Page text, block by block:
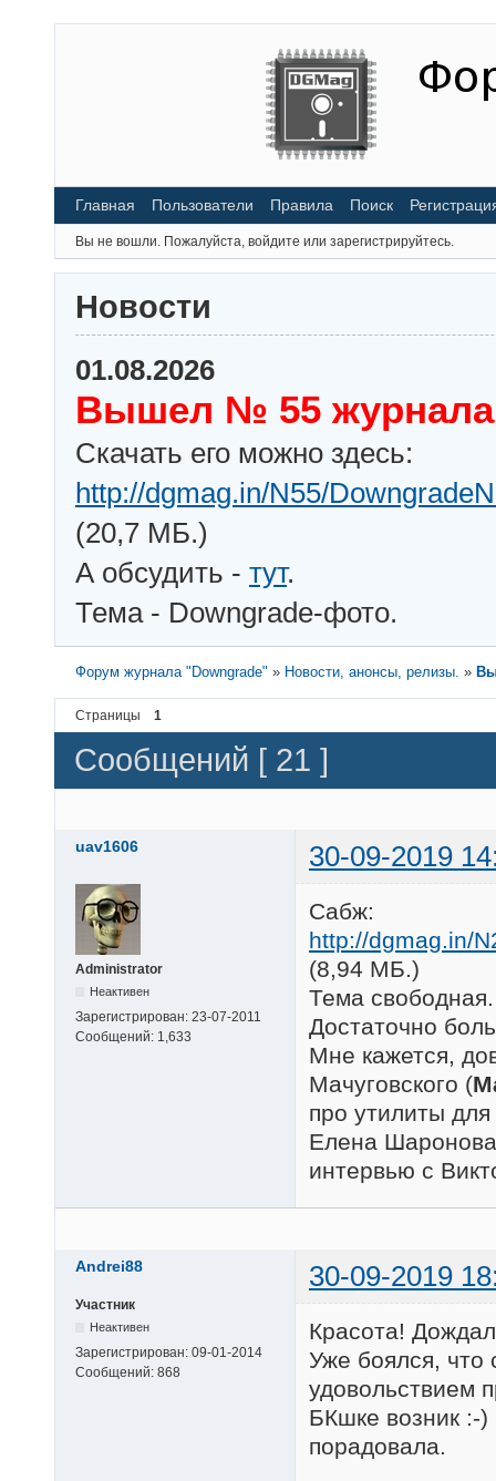
Главная Пользователи Правила Поиск
Вы не вошли. Пожалуйста, войдите или зарегистрируйтесь.
Новости
01.08.2026
Вышел № 55 журнала
Скачать его можно здесь:
http://dgmag.in/N55/
(20,7 МБ.)
А обсудить - тут.
Тема - Downgrade-фото.
Форум журнала "Downgrade" » Новости, анонсы, релизы. »
Страницы 1
Сообщений [ 21 ]
uav1606 30-09-2019
Administrator
Неактивен
Зарегистрирован: 23-07-2011
Сообщений: 1,633
Сабж:
http://dgmag.in/
(8,94 МБ.)
Тема свободная.
Достаточно
Мне кажется,
Мачуговского (
про утилиты
Елена
интервью с
Andrei88 30-09-2019
Участник
Неактивен
Зарегистрирован: 09-01-2014
Сообщений: 868
Красота!
Уже боялся,
удовольствием
БКшке возник :-
порадовала.